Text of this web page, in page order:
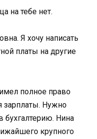
на тебе нет.
Я хочу написать
платы на другие
полное право
зарплаты. Нужно
бухгалтерию. Нина
крупного